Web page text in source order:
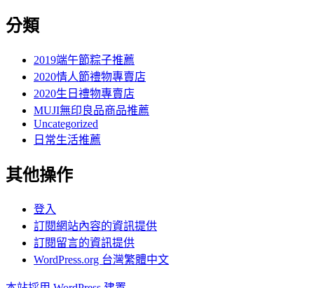
分類
2019端午節粽子推薦
2020情人節禮物專賣店
2020生日禮物專賣店
MUJI無印良品商品推薦
Uncategorized
日常生活推薦
其他操作
登入
訂閱網站內容的資訊提供
訂閱留言的資訊提供
WordPress.org 台灣繁體中文